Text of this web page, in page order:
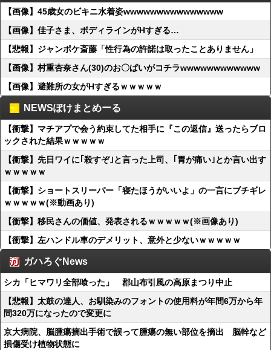
【画像】45歳女のビキニ水着姿wwwwwwwwwwwwwww
【画像】佳子さま、ボディラインがHすぎる…
【悲報】ジャンポケ斎藤「性行為の許諾は取ったことありません」
【画像】村重杏奈さん(30)のお〇ぱいがコチラwwwwwwwwwwww
【画像】避難所の女がHすぎるｗｗｗｗｗ
NEWSぽけまとめーる
【衝撃】マチアプで会う約束してた相手に『この返信』送ったらブロ
ックされた結果ｗｗｗｗｗ
【衝撃】先日ワイに｢殺すぞ｣と言った上司、｢胃が痛い｣とか言い出す
ｗｗｗｗｗ
【衝撃】ショートスリーパー「寝たほうがいいよ」の一言にブチギレ
ｗｗｗｗｗ(※動画あり)
【衝撃】移民さんの価値、発表されるｗｗｗｗｗ(※画像あり)
【衝撃】左ハンドル車のデメリット、意外と少ないｗｗｗｗｗ
ガハろぐNews
シカ「ヒマワリ全部喰った」 郡山布引風の高原まつり中止
【悲報】太鼓の達人、お馴染みのフォントの使用料が年間6万から年
間320万になったので変更に
京大病院、脳腫瘍摘出手術で誤って腫瘍の無い部位を摘出 脳幹など
損傷受け植物状態に